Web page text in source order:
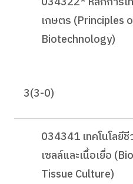
เกษตร (Principles
Biotechnology)
3(3-0)
034341 เทคโนโลยี
เซลล์และเนื้อเยื่อ
Tissue Culture)